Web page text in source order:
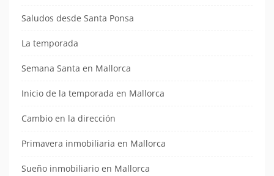
Saludos desde Santa Ponsa
La temporada
Semana Santa en Mallorca
Inicio de la temporada en Mallorca
Cambio en la dirección
Primavera inmobiliaria en Mallorca
Sueño inmobiliario en Mallorca